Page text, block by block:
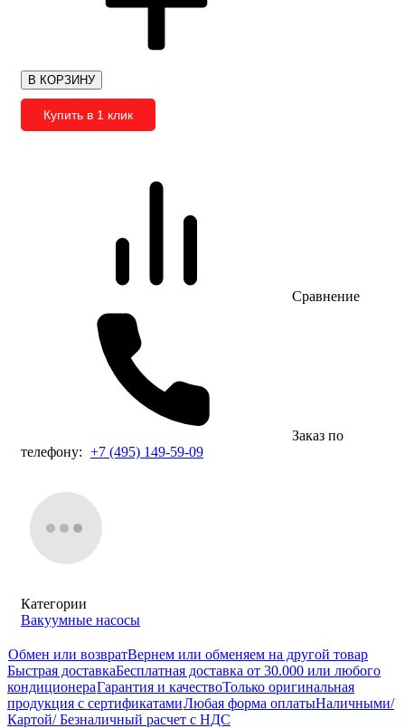
В КОРЗИНУ
Купить в 1 клик
Сравнение
Заказ по
телефону: +7 (495) 149-59-09
Категории
Вакуумные насосы
Обмен или возвратВернем или обменяем на другой товар
Быстрая доставкаБесплатная доставка от 30.000 или любого
кондиционераГарантия и качествоТолько оригинальная
продукция с сертификатамиЛюбая форма оплатыНаличными/
Картой/ Безналичный расчет с НДС